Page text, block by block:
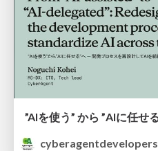
cyberagentdevelopers